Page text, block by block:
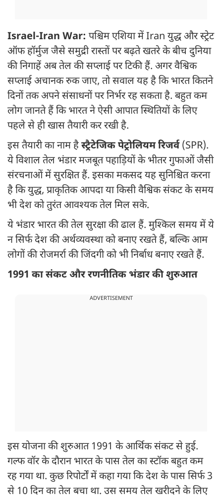
Israel-Iran War: पश्चिम एशिया में Iran युद्ध और स्ट्रेट
ऑफ हॉर्मुज जैसे समुद्री रास्तों पर बढ़ते खतरे के बीच दुनिया
की निगाहें अब तेल की सप्लाई पर टिकी हैं. अगर वैश्विक
सप्लाई अचानक रुक जाए, तो सवाल यह है कि भारत कितने
दिनों तक अपने संसाधनों पर निर्भर रह सकता है. बहुत कम
लोग जानते हैं कि भारत ने ऐसी आपात स्थितियों के लिए
पहले से ही खास तैयारी कर रखी है.
इस तैयारी का नाम हैस्ट्रैटेजिक पेट्रोलियम रिजर्व(SPR).
ये विशाल तेल भंडार मजबूत पहाड़ियों के भीतर गुफाओं जैसी
संरचनाओं में सुरक्षित हैं. इसका मकसद यह सुनिश्चित करना
है कि युद्ध, प्राकृतिक आपदा या किसी वैश्विक संकट के समय
भी देश को तुरंत आवश्यक तेल मिल सके.
ये भंडार भारत की तेल सुरक्षा की ढाल हैं. मुश्किल समय में ये
न सिर्फ देश की अर्थव्यवस्था को बनाए रखते हैं, बल्कि आम
लोगों की रोजमर्रा की जिंदगी को भी निर्बाध बनाए रखते हैं.
1991 का संकट और रणनीतिक भंडार की शुरुआत
ADVERTISEMENT
इस योजना की शुरुआत 1991 के आर्थिक संकट से हुई.
गल्फ वॉर के दौरान भारत के पास तेल का स्टॉक बहुत कम
रह गया था. कुछ रिपोर्टों में कहा गया कि देश के पास सिर्फ 3
से 10 दिन का तेल बचा था. उस समय तेल खरीदने के लिए